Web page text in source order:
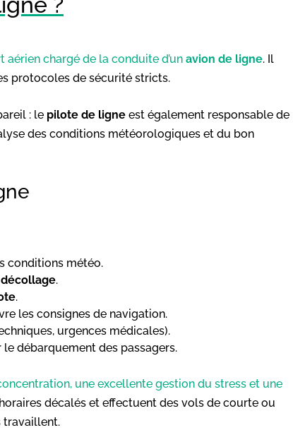
chargé de la conduite d’un avion de ligne. Il
protocoles de sécurité stricts.
: le pilote de ligne est également responsable de
des conditions météorologiques et du bon
conditions météo.
décollage.
.
les consignes de navigation.
urgences médicales).
débarquement des passagers.
une excellente gestion du stress et une
décalés et effectuent des vols de courte ou
travaillent.